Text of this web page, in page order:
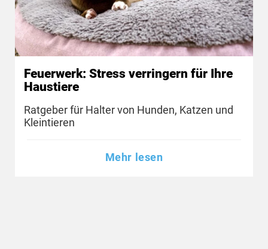
Feuerwerk: Stress verringern für Ihre
Haustiere
Ratgeber für Halter von Hunden, Katzen und
Kleintieren
Mehr lesen